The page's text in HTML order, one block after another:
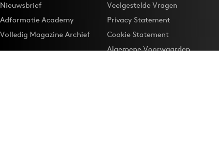
Nieuwsbrief
Adformatie Academy
Volledig Magazine Archief
Veelgestelde Vragen
Privacy Statement
Cookie Statement
Algemene Voorwaarden